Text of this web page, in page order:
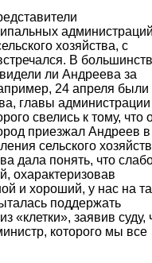
хозяйства, с
В
ли Андреева за
24 апреля были
главы администрации
свелись к тому, что
приезжал Андреев в
сельского
дала понять, что
охарактеризовав
и хороший, у нас на
поддержать
«клетки», заявив суду,
которого мы все